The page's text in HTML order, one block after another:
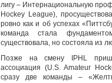
лигу – Интернациональную
Hockey League),
ровно как и об успехах
команда стала
существовала, но состояла из
Позже на смену IPHL
ассоциация (U.S. Amateur
сразу две команды –